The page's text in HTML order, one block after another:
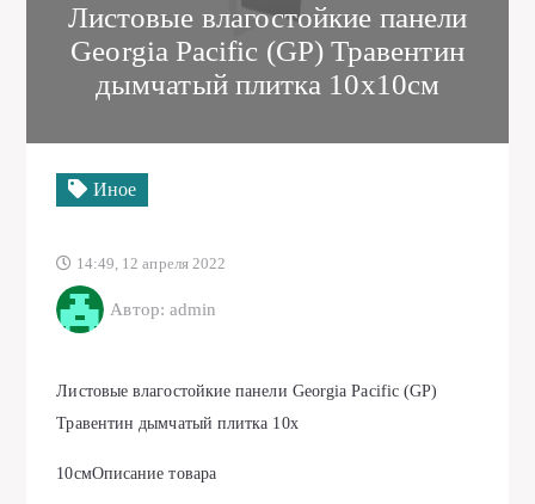
Листовые влагостойкие панели
Georgia Pacific (GP) Травентин
дымчатый плитка 10х10см
Иное
14:49, 12 апреля 2022
Автор: admin
Листовые влагостойкие панели Georgia Pacific (GP)
Травентин дымчатый плитка 10х
10смОписание товара